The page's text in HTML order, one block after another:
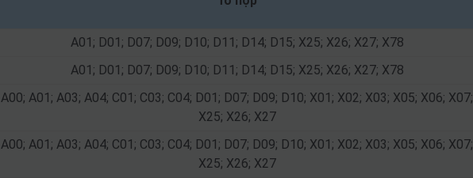
A01; D01; D07; D09; D10; D11; D14; D15; X25; X26; X27; X78
A01; D01; D07; D09; D10; D11; D14; D15; X25; X26; X27; X78
A00; A01; A03; A04; C01; C03; C04; D01; D07; D09; D10; X01; X02; X03; X05; X06; X07;
X25; X26; X27
A00; A01; A03; A04; C01; C03; C04; D01; D07; D09; D10; X01; X02; X03; X05; X06; X07;
X25; X26; X27